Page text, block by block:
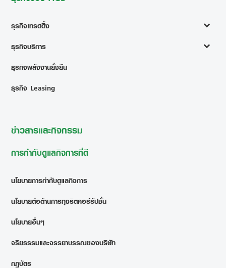
ธุรกิจเทรดดิ้ง
ธุรกิจบริการ
ธุรกิจพลังงานยั่งยืน
ธุรกิจ Leasing
ข่าวสารและกิจกรรม
การกำกับดูแลกิจการที่ดี
นโยบายการกำกับดูแลกิจการ
นโยบายต่อต้านการทุจริตคอร์รัปชั่น
นโยบายอื่นๆ
จริยธรรมและจรรยาบรรณของบริษัท
กฎบัตร